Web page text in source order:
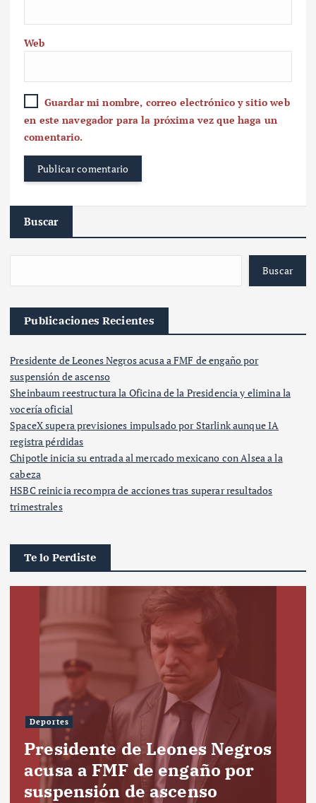
Web
Guardar mi nombre, correo electrónico y sitio web
en este navegador para la próxima vez que haga un
comentario.
Buscar
Buscar
Publicaciones Recientes
Presidente de Leones Negros acusa a FMF de engaño por
suspensión de ascenso
Sheinbaum reestructura la Oficina de la Presidencia y elimina la
vocería oficial
SpaceX supera previsiones impulsado por Starlink aunque IA
registra pérdidas
Chipotle inicia su entrada al mercado mexicano con Alsea a la
cabeza
HSBC reinicia recompra de acciones tras superar resultados
trimestrales
Te lo Perdiste
Deportes
Presidente de Leones Negros
acusa a FMF de engaño por
suspensión de ascenso